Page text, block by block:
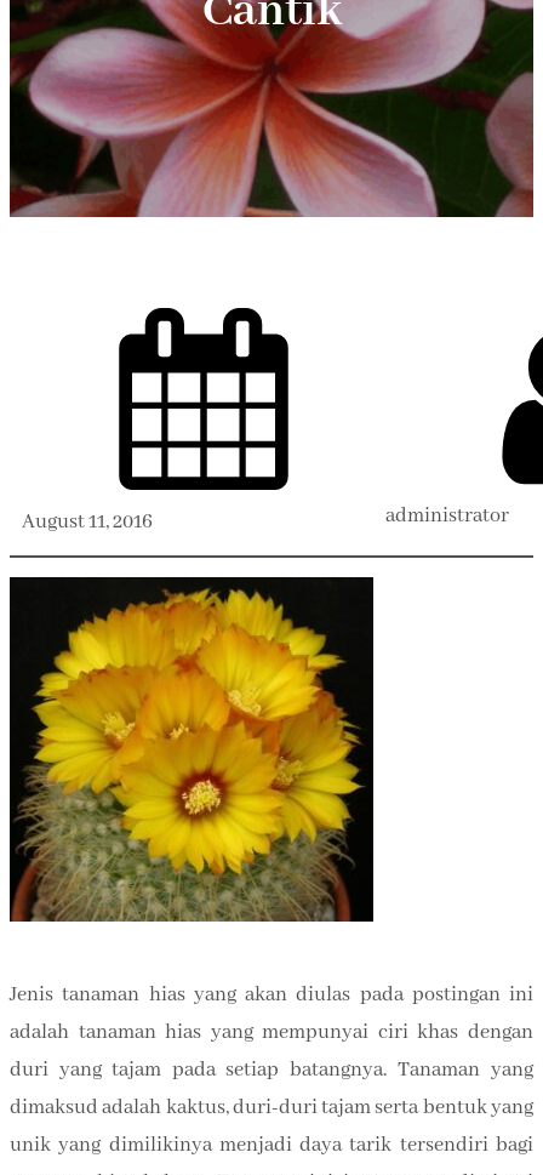
August 11, 2016 administrator
Jenis tanaman hias yang akan diulas pada postingan ini
adalah tanaman hias yang mempunyai ciri khas dengan
duri yang tajam pada setiap batangnya. Tanaman yang
dimaksud adalah kaktus, duri-duri tajam serta bentuk yang
unik yang dimilikinya menjadi daya tarik tersendiri bagi